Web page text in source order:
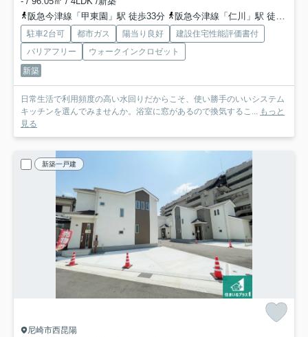
阪急今津線「甲東園」駅 徒歩33分
阪急今津線「仁川」駅 徒歩35分
駐車2台可 都市ガス 陽当り良好
建設住宅性能評価書付
バリアフリー
ウォークインクロゼット
新築
日常生活で利用頻度の高い水回りだからこそ、使い勝手のいいシステム
キッチンを選んでみませんか。浴室に窓があるので換気するこ... もっと
見る
新築一戸建
尼崎市西昆陽